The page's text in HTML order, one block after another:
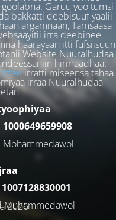
Garuu yoo tumsi
bakkatti deebisuuf yaalii
argamnaan, Tamsaasa
irra deebinee
haarayaan itti fufsiisuun
Website Nuuralhudaa
hirmaadhaa.
irratti miseensa tahaa.
irraa Nuuralhudaa
1000649659908
Mohammedawol
1007128830001
Muhammedawol
2026